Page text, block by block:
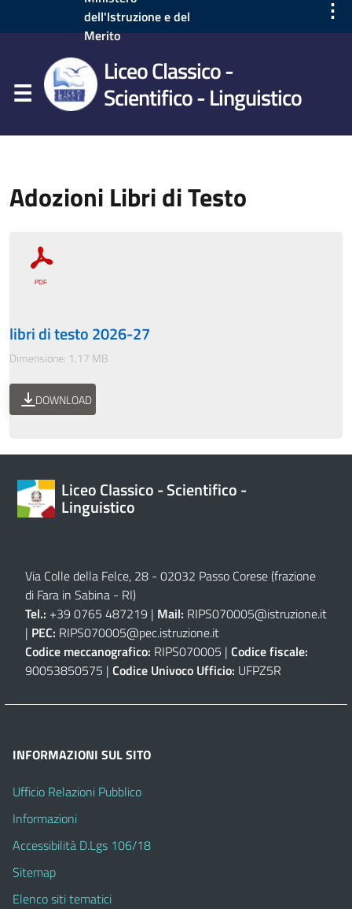
dell'Istruzione e del
Merito
⋮
Liceo Classico -
Scientifico - Linguistico
Adozioni Libri di Testo
libri di testo 2026-27
Dimensione: 1.17 MB
DOWNLOAD
Liceo Classico - Scientifico -
Linguistico
Via Colle della Felce, 28 - 02032 Passo Corese (frazione
di Fara in Sabina - RI)
Tel.: +39 0765 487219 | Mail: RIPS070005@istruzione.it
| PEC: RIPS070005@pec.istruzione.it
Codice meccanografico: RIPS070005 | Codice fiscale:
90053850575 | Codice Univoco Ufficio: UFPZ5R
INFORMAZIONI SUL SITO
Ufficio Relazioni Pubblico
Informazioni
Accessibilità D.Lgs 106/18
Sitemap
Elenco siti tematici